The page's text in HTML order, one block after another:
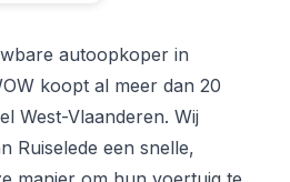
autoopkoper in
koopt al meer dan 20
West-Vlaanderen. Wij
Ruiselede een snelle,